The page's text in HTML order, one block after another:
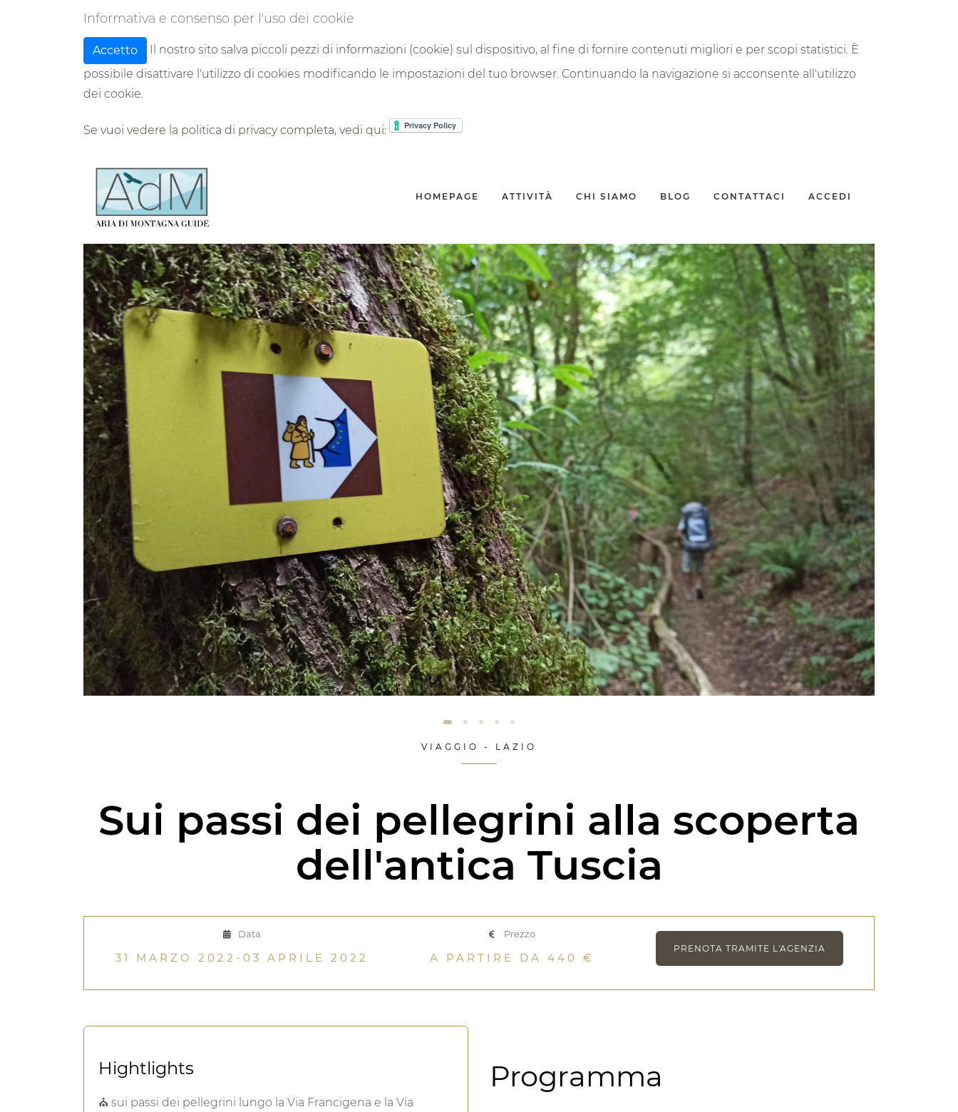
Informativa e consenso per l'uso dei cookie
Accetto
Il nostro sito salva piccoli pezzi di informazioni (cookie) sul dispositivo, al fine di fornire contenuti migliori e per scopi statistici. È
possibile disattivare l'utilizzo di cookies modificando le impostazioni del tuo browser. Continuando la navigazione si acconsente all'utilizzo
dei cookie.
Se vuoi vedere la politica di privacy completa, vedi qui:
HOMEPAGE ATTIVITÀ CHI SIAMO BLOG CONTATTACI ACCEDI
VIAGGIO - LAZIO
Sui passi dei pellegrini alla scoperta
dell'antica Tuscia
Data
31 MARZO 2022-03 APRILE 2022
Prezzo
A PARTIRE DA 440 €
PRENOTA TRAMITE L'AGENZIA
Hightlights
⛪ sui passi dei pellegrini lungo la Via Francigena e la Via
Programma